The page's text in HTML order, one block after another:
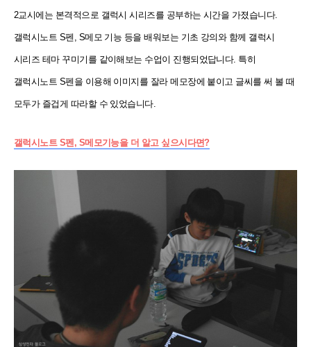
2교시에는 본격적으로 갤럭시 시리즈를 공부하는 시간을 가졌습니다.
갤럭시노트 S펜, S메모 기능 등을 배워보는 기초 강의와 함께 갤럭시
시리즈 테마 꾸미기를 같이해보는 수업이 진행되었답니다. 특히
갤럭시노트 S펜을 이용해 이미지를 잘라 메모장에 붙이고 글씨를 써 볼 때
모두가 즐겁게 따라할 수 있었습니다.
갤럭시노트 S펜, S메모기능을 더 알고 싶으시다면?